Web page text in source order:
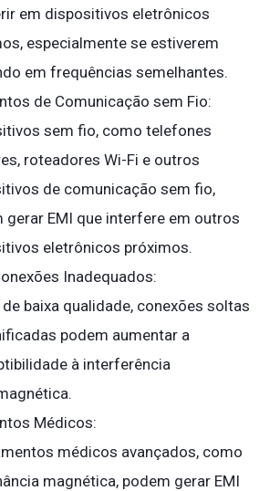
em dispositivos eletrônicos
especialmente se estiverem
em frequências semelhantes.
de Comunicação sem Fio:
sem fio, como telefones
roteadores Wi-Fi e outros
de comunicação sem fio,
gerar EMI que interfere em outros
eletrônicos próximos.
Inadequados:
de baixa qualidade, conexões soltas
podem aumentar a
à interferência
Médicos:
médicos avançados, como
magnética, podem gerar EMI